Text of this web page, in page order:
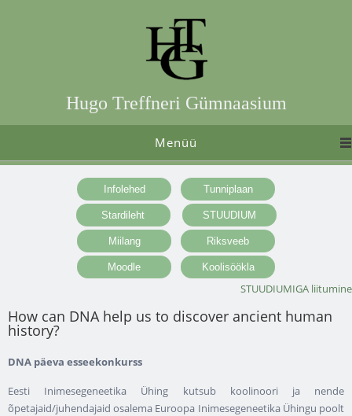
Hugo Treffneri Gümnaasium
Menüü
STUUDIUMIGA liitumine
How can DNA help us to discover ancient human
history?
DNA päeva esseekonkurss
Eesti Inimesegeneetika Ühing kutsub koolinoori ja nende
õpetajaid/juhendajaid osalema Euroopa Inimesegeneetika Ühingu poolt